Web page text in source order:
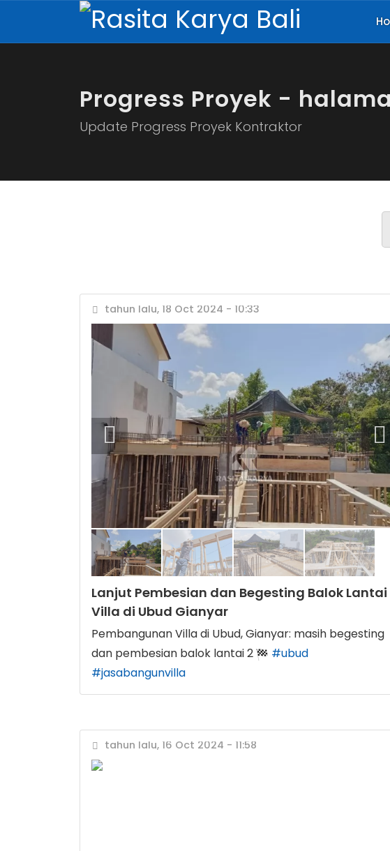
Progress Proyek -
Update Progress Proyek Kontraktor
tahun lalu, 18 Oct 2024 - 10:33
Lanjut Pembesian dan Begesting Balok Lantai
Villa di Ubud Gianyar
Pembangunan Villa di Ubud, Gianyar: masih begesting
dan pembesian balok lantai 2
#ubud
#jasabangunvilla
tahun lalu, 16 Oct 2024 - 11:58